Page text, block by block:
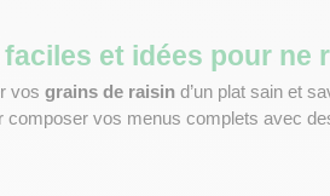
et idées pour ne
vos grains de raisin d’un plat sain et
composer vos menus complets avec